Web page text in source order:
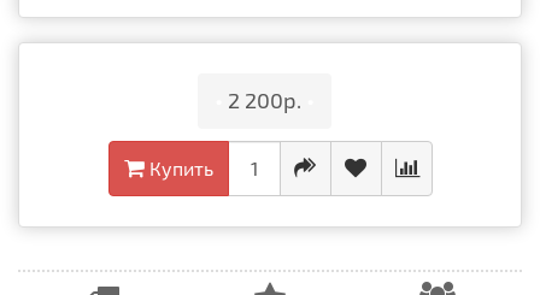
2 200р.
Купить